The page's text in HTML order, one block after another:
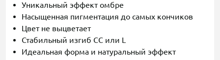
Уникальный эффект омбре
Насыщенная пигментация до самых кончиков
Цвет не выцветает
Стабильный изгиб CC или L
Идеальная форма и натуральный эффект